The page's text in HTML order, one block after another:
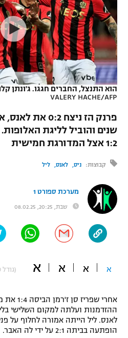
VOD
רץ ברשת
לוח שידורים
"מעל הליגה" – פודקאסט
"מחצית בשכונה" –
תקנון משתתפים וזוכים בפרסים
תקנון עבור פעילות אלקטרה
טניס
נבחרת ישראל
מכבי חיפה
בית"ר ירושלים
מכבי תל אביב
הפועל חיפה
הפועל באר שבע
מכבי נתניה
בני יהודה
ליגה ספרדית
ליגה איטלקית
ליגה צרפתית
ליגה הולנדית
ליגה טורקית
ליגה סינית
ליגות נוספות
כדורסל נשים
מכבי תל אביב
הפועל חולון
הפועל ירושלים
יורוליג
יורוקאפ
טניס
כדוריד
כדורעף
ג'ודו
UFC
היאבקות WWE
כדורמים
פוטבול אמריקאי NFL
הוא התנצל, החברים חגגו. ג'ונתן
VALERY HACHE/AFP
פרנק הז ניצח
שנים והוביל לליגת
1:2 אצל המדורגת חמישית
קבוצות: ניס לאנס ליל
מערכת ספורט 1
שבת, 20:25, 08.02.25
א א א א
אחרי
לאנס. ליל הייתה אמורה לחלוף על
הופתעה בביתה 2:1 על ידי לה האבר.